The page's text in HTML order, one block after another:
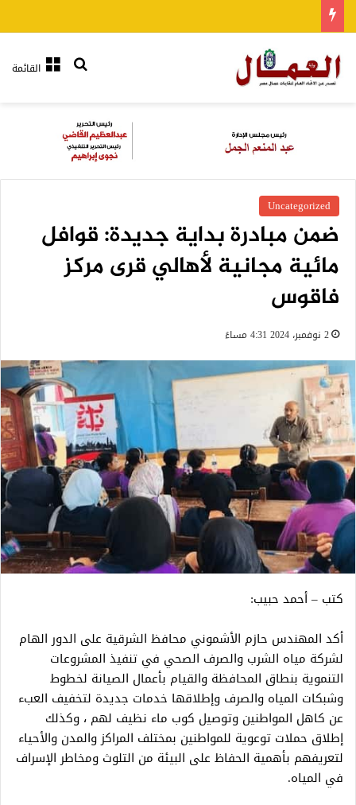
القائمةبحث عن
Uncategorized
ضمن مبادرة بداية جديدة: قوافل
مائية مجانية لأهالي قرى مركز
فاقوس
2 نوفمبر، 2024 4:31 مساءً
كتب – أحمد حبيب:
أكد المهندس حازم الأشموني محافظ الشرقية على الدور الهام
لشركة مياه الشرب والصرف الصحي في تنفيذ المشروعات
التنموية بنطاق المحافظة والقيام بأعمال الصيانة لخطوط
وشبكات المياه والصرف وإطلاقها خدمات جديدة لتخفيف العبء
عن كاهل المواطنين وتوصيل كوب ماء نظيف لهم ، وكذلك
إطلاق حملات توعوية للمواطنين بمختلف المراكز والمدن والأحياء
لتعريفهم بأهمية الحفاظ على البيئة من التلوث ومخاطر الإسراف
في المياه.